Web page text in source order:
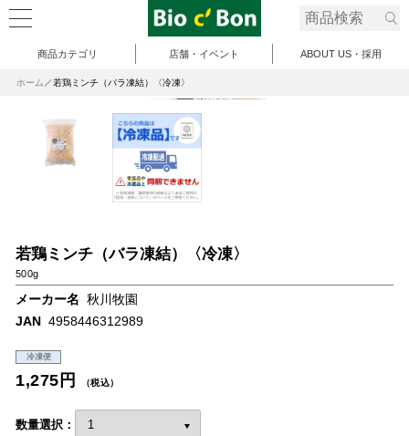
商品カテゴリ 店舗・イベント ABOUT US・採用
ホーム 若鶏ミンチ（バラ凍結）〈冷凍〉
若鶏ミンチ（バラ凍結）〈冷凍〉
500g
メーカー名 秋川牧園
JAN 4958446312989
冷凍便
1,275円 （税込）
数量選択：